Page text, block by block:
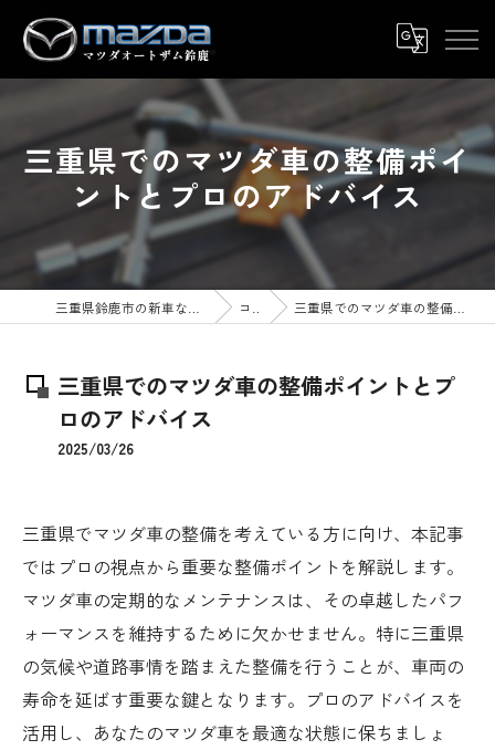
三重県でのマツダ車の整備ポイ
ントとプロのアドバイス
コラム 三重県でのマツダ車の整備ポイントとプロのアドバイス
三重県でのマツダ車の整備ポイントとプ
ロのアドバイス
2025/03/26
三重県でマツダ車の整備を考えている方に向け、本記事
ではプロの視点から重要な整備ポイントを解説します。
マツダ車の定期的なメンテナンスは、その卓越したパフ
ォーマンスを維持するために欠かせません。特に三重県
の気候や道路事情を踏まえた整備を行うことが、車両の
寿命を延ばす重要な鍵となります。プロのアドバイスを
活用し、あなたのマツダ車を最適な状態に保ちましょ